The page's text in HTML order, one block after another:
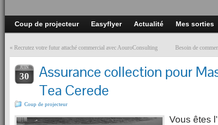
Coup de projecteur Easyflyer Actualité Mes sorties
« Recrutez votre futur attaché commercial avec AouroConsulting Besoin de
JUIN
30
Assurance collection pour
Tea Cerede
Coup de projecteur
Vous êtes